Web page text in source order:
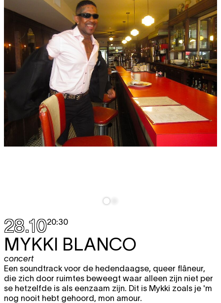
28.1020:30
MYKKI BLANCO
concert
Een soundtrack voor de hedendaagse, queer flâneur,
die zich door ruimtes beweegt waar alleen zijn niet per
se hetzelfde is als eenzaam zijn. Dit is Mykki zoals je 'm
nog nooit hebt gehoord, mon amour.